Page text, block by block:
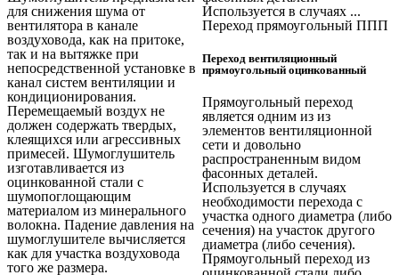
для снижения шума от
вентилятора в канале
воздуховода, как на притоке,
так и на вытяжке при
непосредственной установке в
канал систем вентиляции и
кондиционирования.
Перемещаемый воздух не
должен содержать твердых,
клеящихся или агрессивных
примесей. Шумоглушитель
изготавливается из
оцинкованной стали с
шумопоглощающим
материалом из минерального
волокна. Падение давления на
шумоглушителе вычисляется
как для участка воздуховода
того же размера.
Используется в случаях ...
Переход прямоугольный ППП
Переход вентиляционный
прямоугольный оцинкованный
Прямоугольный переход
является одним из из
элементов вентиляционной
сети и довольно
распространенным видом
фасонных деталей.
Используется в случаях
необходимости перехода с
участка одного диаметра (либо
сечения) на участок другого
диаметра (либо сечения).
Прямоугольный переход из